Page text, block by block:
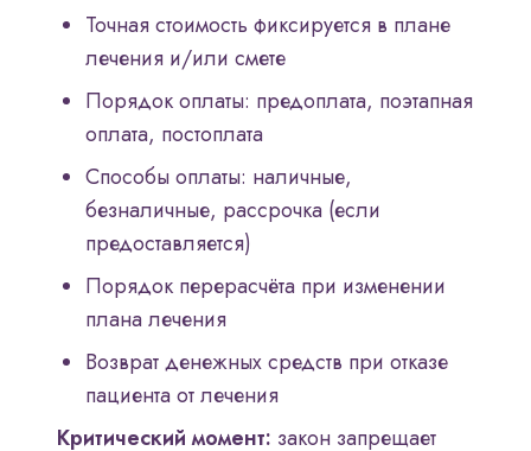
Точная стоимость фиксируется в плане
лечения и/или смете
Порядок оплаты: предоплата, поэтапная
оплата, постоплата
Способы оплаты: наличные,
безналичные, рассрочка (если
предоставляется)
Порядок перерасчёта при изменении
плана лечения
Возврат денежных средств при отказе
пациента от лечения
Критический момент: закон запрещает